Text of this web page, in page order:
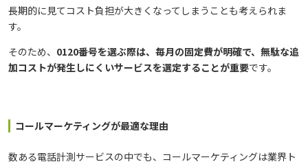
長期的に見てコスト負担が大きくなってしまうことも考えられま
す。
そのため、 0120番号を選ぶ際は、毎月の固定費が明確で、無駄な追
加コストが発生しにくいサービスを選定することが重要です。
コールマーケティングが最適な理由
数ある電話計測サービスの中でも、コールマーケティングは業界ト